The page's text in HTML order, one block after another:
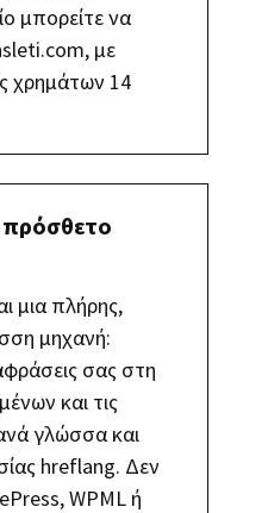
μπορείτε να
με
χρημάτων 14
πρόσθετο
μια πλήρης,
μηχανή:
σας στη
και τις
γλώσσα και
hreflang. Δεν
WPML ή